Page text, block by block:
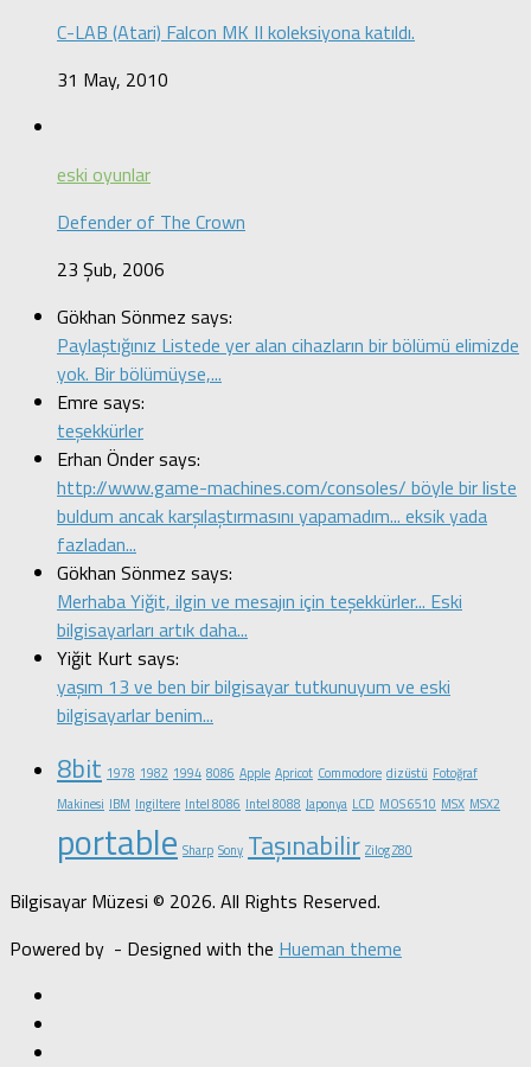
C-LAB (Atari) Falcon MK II koleksiyona katıldı.
31 May, 2010
eski oyunlar
Defender of The Crown
23 Şub, 2006
Gökhan Sönmez says:
Paylaştığınız Listede yer alan cihazların bir bölümü elimizde
yok. Bir bölümüyse,...
Emre says:
teşekkürler
Erhan Önder says:
http://www.game-machines.com/consoles/ böyle bir liste
buldum ancak karşılaştırmasını yapamadım... eksik yada
fazladan...
Gökhan Sönmez says:
Merhaba Yiğit, ilgin ve mesajın için teşekkürler... Eski
bilgisayarları artık daha...
Yiğit Kurt says:
yaşım 13 ve ben bir bilgisayar tutkunuyum ve eski
bilgisayarlar benim...
8bit 1978 1982 1994 8086 Apple Apricot Commodore dizüstü Fotoğraf
Makinesi IBM Ingiltere Intel 8086 Intel 8088 Japonya LCD MOS 6510 MSX MSX2
portable Sharp Sony Taşınabilir Zilog Z80
Bilgisayar Müzesi © 2026. All Rights Reserved.
Powered by - Designed with the Hueman theme